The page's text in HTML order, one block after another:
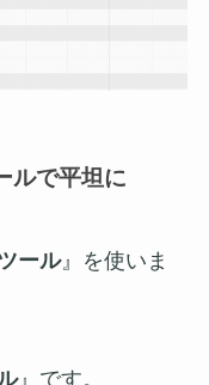
ルで平坦に
ール』を使いま
』です。